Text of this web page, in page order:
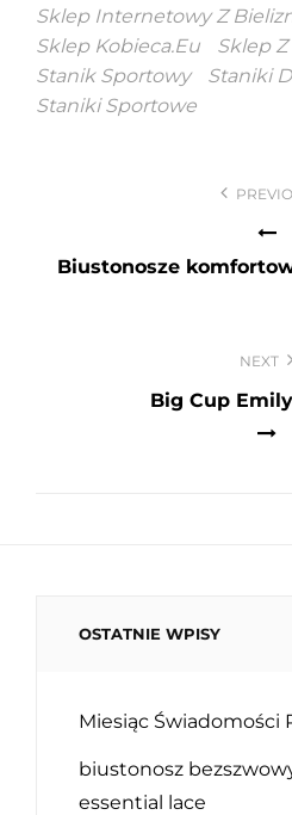
Sklep Internetowy Z
Sklep Kobieca.eu
Sklep
Stanik Sportowy
Staniki
Staniki Sportowe
Biustonosze
NEXT
Big Cup
OSTATNIE WPISY
Miesiąc Świadomości
biustonosz
essential lace